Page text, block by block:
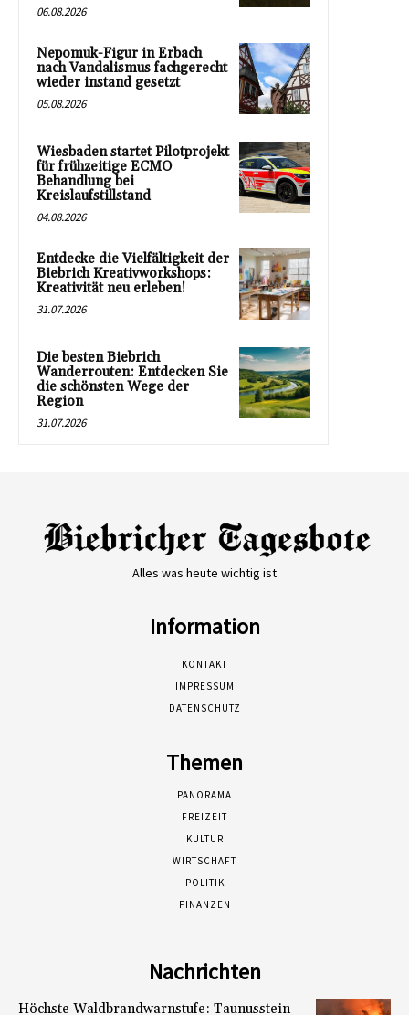
06.08.2026
Nepomuk-Figur in Erbach
nach Vandalismus fachgerecht
wieder instand gesetzt
05.08.2026
Wiesbaden startet Pilotprojekt
für frühzeitige ECMO
Behandlung bei
Kreislaufstillstand
04.08.2026
Entdecke die Vielfältigkeit der
Biebrich Kreativworkshops:
Kreativität neu erleben!
31.07.2026
Die besten Biebrich
Wanderrouten: Entdecken Sie
die schönsten Wege der
Region
31.07.2026
Alles was heute wichtig ist
Information
KONTAKT
IMPRESSUM
DATENSCHUTZ
Themen
PANORAMA
FREIZEIT
KULTUR
WIRTSCHAFT
POLITIK
FINANZEN
Nachrichten
Höchste Waldbrandwarnstufe: Taunusstein